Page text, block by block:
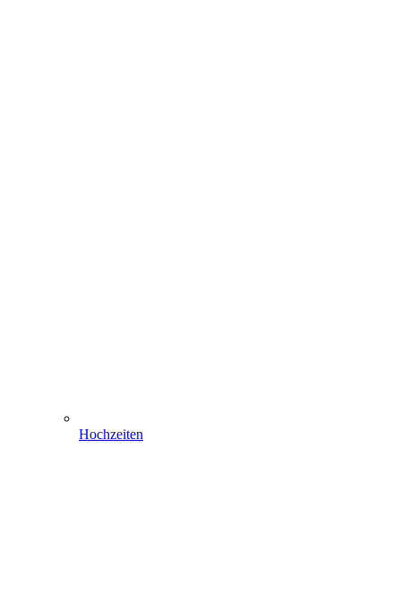
Hochzeiten